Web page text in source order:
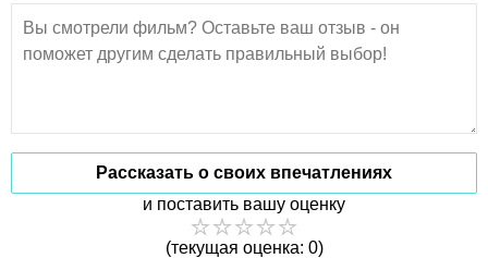
Рассказать о своих впечатлениях
и поставить вашу оценку
(текущая оценка: 0)